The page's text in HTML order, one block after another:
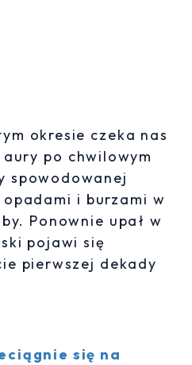
okresie czeka nas
po chwilowym
spowodowanej
i burzami w
Ponownie upał w
pojawi się
pierwszej dekady
się na